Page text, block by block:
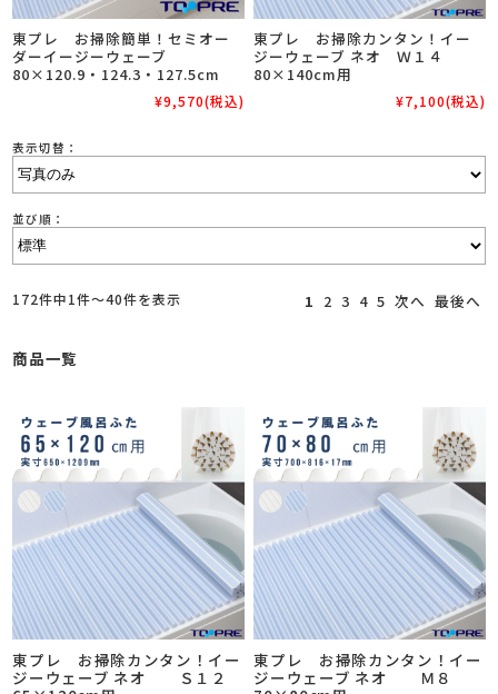
東プレ お掃除簡単！セミオー
ダーイージーウェーブ
80×120.9・124.3・127.5cm
¥9,570(税込)
東プレ お掃除カンタン！イー
ジーウェーブ ネオ Ｗ１４
80×140cm用
¥7,100(税込)
表示切替：
並び順：
172件中1件～40件を表示 1 2 3 4 5 次へ 最後へ
商品一覧
東プレ お掃除カンタン！イー
ジーウェーブ ネオ Ｓ１２
東プレ お掃除カンタン！イー
ジーウェーブ ネオ Ｍ８